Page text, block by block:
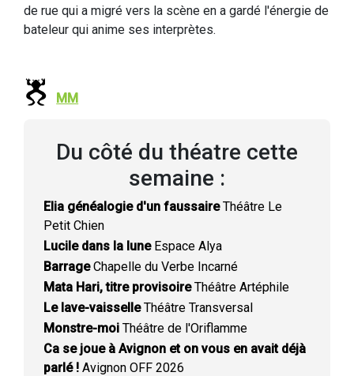
de rue qui a migré vers la scène en a gardé l'énergie de
bateleur qui anime ses interprètes.
MM
Du côté du théatre cette
semaine :
Elia généalogie d'un faussaireThéâtre Le
Petit Chien
Lucile dans la luneEspace Alya
BarrageChapelle du Verbe Incarné
Mata Hari, titre provisoireThéâtre Artéphile
Le lave-vaisselleThéâtre Transversal
Monstre-moi Théâtre de l'Oriflamme
Ca se joue à Avignon et on vous en avait déjà
parlé ! Avignon OFF 2026